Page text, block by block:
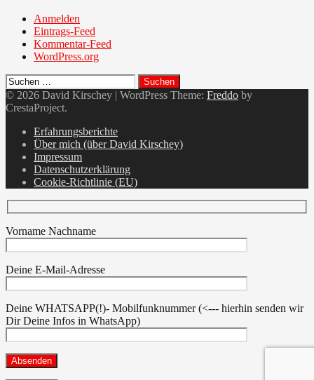
Anmelden
Eintrags-Feed
Kommentar-Feed
WordPress.org
Suchen
nach:
© 2026 David Kirschey | WordPress Theme: Freddo by
CrestaProject.
Erfahrungsberichte
Über mich (über David Kirschey)
Impressum
Datenschutzerklärung
Cookie-Richtlinie (EU)
Vorname Nachname
Deine E-Mail-Adresse
Deine WHATSAPP(!)- Mobilfunknummer (<--- hierhin senden wir
Dir Deine Infos in WhatsApp)